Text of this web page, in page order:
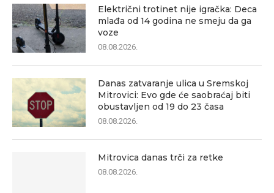
Električni trotinet nije igračka: Deca
mlađa od 14 godina ne smeju da ga
voze
08.08.2026.
Danas zatvaranje ulica u Sremskoj
Mitrovici: Evo gde će saobraćaj biti
obustavljen od 19 do 23 časa
08.08.2026.
Mitrovica danas trči za retke
08.08.2026.